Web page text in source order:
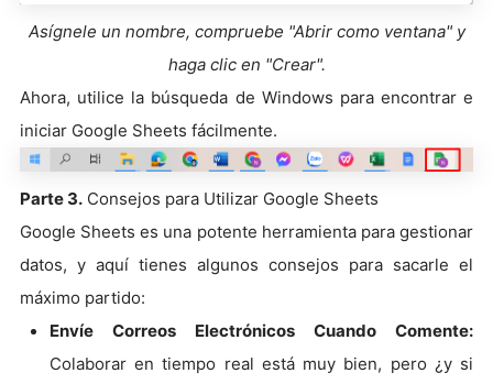
Asígnele un nombre, compruebe "Abrir como ventana" y
haga clic en "Crear".
Ahora, utilice la búsqueda de Windows para encontrar e
iniciar Google Sheets fácilmente.
Parte 3. Consejos para Utilizar Google Sheets
Google Sheets es una potente herramienta para gestionar
datos, y aquí tienes algunos consejos para sacarle el
máximo partido:
Envíe Correos Electrónicos Cuando Comente:
Colaborar en tiempo real está muy bien, pero ¿y si